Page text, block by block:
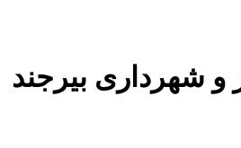
شهرداری بیرجند